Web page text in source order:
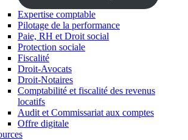
Expertise comptable
Pilotage de la performance
Paie, RH et Droit social
Protection sociale
Fiscalité
Droit-Avocats
Droit-Notaires
Comptabilité et fiscalité des revenus
locatifs
Audit et Commissariat aux comptes
Offre digitale